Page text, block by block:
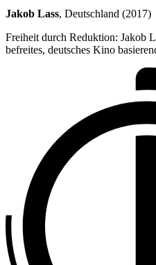
Jakob Lass, Deutschland (2017)
Freiheit durch Reduktion: Jakob
befreites, deutsches Kino